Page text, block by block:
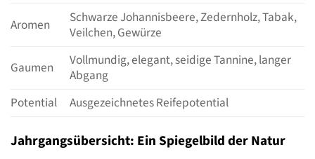
Aromen
Schwarze Johannisbeere, Zedernholz, Tabak,
Veilchen, Gewürze
Gaumen
Vollmundig, elegant, seidige Tannine, langer
Abgang
Potential
Ausgezeichnetes Reifepotential
Jahrgangsübersicht: Ein Spiegelbild der Natur